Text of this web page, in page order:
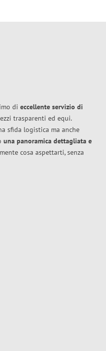
di eccellente servizio di
trasparenti ed equi.
sfida logistica ma anche
una panoramica dettagliata e
cosa aspettarti, senza